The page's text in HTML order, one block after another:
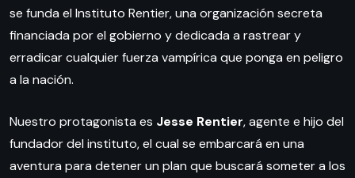
se funda el Instituto Rentier, una organización secreta
financiada por el gobierno y dedicada a rastrear y
erradicar cualquier fuerza vampírica que ponga en peligro
a la nación.
Nuestro protagonista es Jesse Rentier, agente e hijo del
fundador del instituto, el cual se embarcará en una
aventura para detener un plan que buscará someter a los